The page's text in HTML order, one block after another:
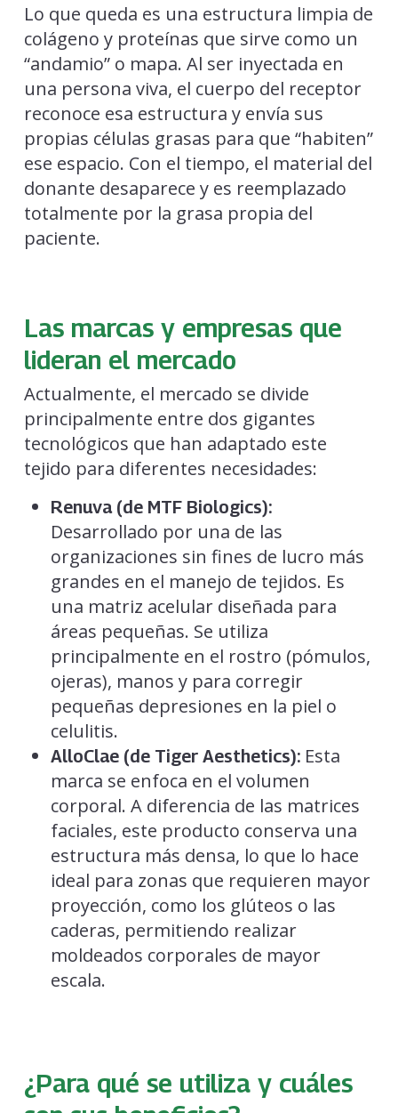
Lo que queda es una estructura limpia de
colágeno y proteínas que sirve como un
“andamio” o mapa. Al ser inyectada en
una persona viva, el cuerpo del receptor
reconoce esa estructura y envía sus
propias células grasas para que “habiten”
ese espacio. Con el tiempo, el material del
donante desaparece y es reemplazado
totalmente por la grasa propia del
paciente.
Las marcas y empresas que
lideran el mercado
Actualmente, el mercado se divide
principalmente entre dos gigantes
tecnológicos que han adaptado este
tejido para diferentes necesidades:
Renuva (de MTF Biologics):
Desarrollado por una de las
organizaciones sin fines de lucro más
grandes en el manejo de tejidos. Es
una matriz acelular diseñada para
áreas pequeñas. Se utiliza
principalmente en el rostro (pómulos,
ojeras), manos y para corregir
pequeñas depresiones en la piel o
celulitis.
AlloClae (de Tiger Aesthetics):Esta
marca se enfoca en el volumen
corporal. A diferencia de las matrices
faciales, este producto conserva una
estructura más densa, lo que lo hace
ideal para zonas que requieren mayor
proyección, como los glúteos o las
caderas, permitiendo realizar
moldeados corporales de mayor
escala.
¿Para qué se utiliza y cuáles